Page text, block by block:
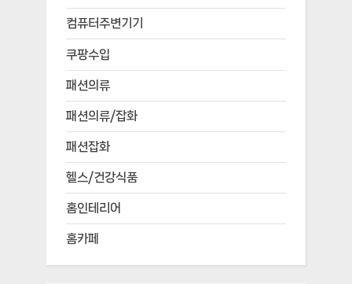
컴퓨터주변기기
쿠팡수입
패션의류
패션의류/잡화
패션잡화
헬스/건강식품
홈인테리어
홈카페